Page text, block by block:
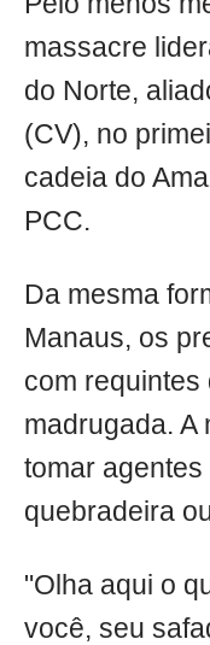
massacre
do Norte,
(CV), no
cadeia do
PCC.
Da mesma
Manaus, os
com
madrugada. A
tomar
quebradeira
"Olha aqui o
você, seu